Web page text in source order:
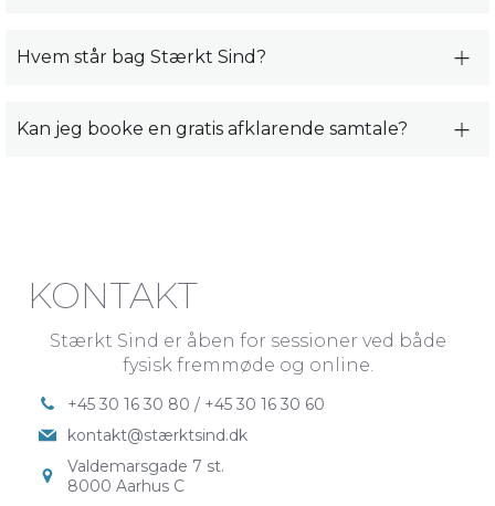
Hvem står bag Stærkt Sind?
Kan jeg booke en gratis afklarende samtale?
KONTAKT
Stærkt Sind er åben for sessioner ved både
fysisk fremmøde og online.
+45 30 16 30 80 / +45 30 16 30 60
kontakt@stærktsind.dk
Valdemarsgade 7 st.
8000 Aarhus C